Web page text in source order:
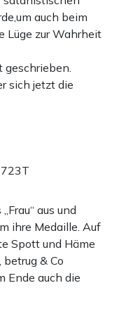
auch beim
Lüge zur Wahrheit
geschrieben.
sich jetzt die
723T
aus und
ihre Medaille. Auf
Spott und Häme
& Co
Ende auch die